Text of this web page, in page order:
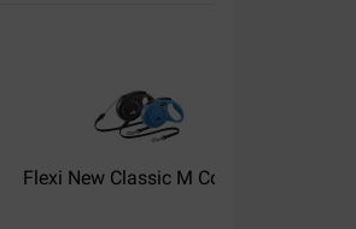
Flexi New Classic M Cord...